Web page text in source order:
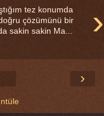
›
tez konumda
çözümünü bir
sakin sakin Ma...
›